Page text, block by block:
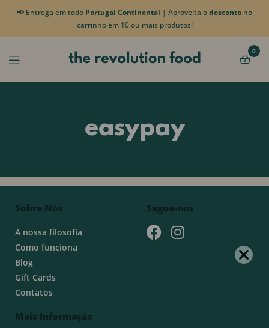
📢 Entrega em todo Portugal Continental | Aproveita odesconto no
carrinho em 10 ou mais produtos!
0
easypay
Sobre Nós
A nossa filosofia
Como funciona
Blog
Gift Cards
Contatos
Mais Informação
Segue-nos